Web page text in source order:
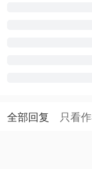
全部回复 只看